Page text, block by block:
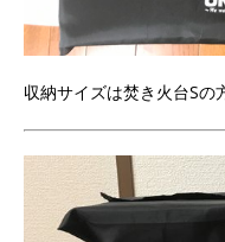
収納サイズは焚き火台Sの